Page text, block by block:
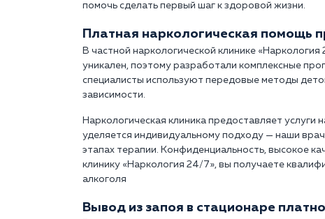
помочь сделать первый шаг к здоровой жизни.
Платная наркологическая помощь
В частной наркологической клинике
уникален, поэтому разработали комплексные
специалисты используют передовые методы
зависимости.
Наркологическая клиника предоставляет
уделяется индивидуальному подходу — наши
этапах терапии. Конфиденциальность, высокое
клинику «Наркология 24/7», вы получаете
алкоголя
Вывод из запоя в стационаре